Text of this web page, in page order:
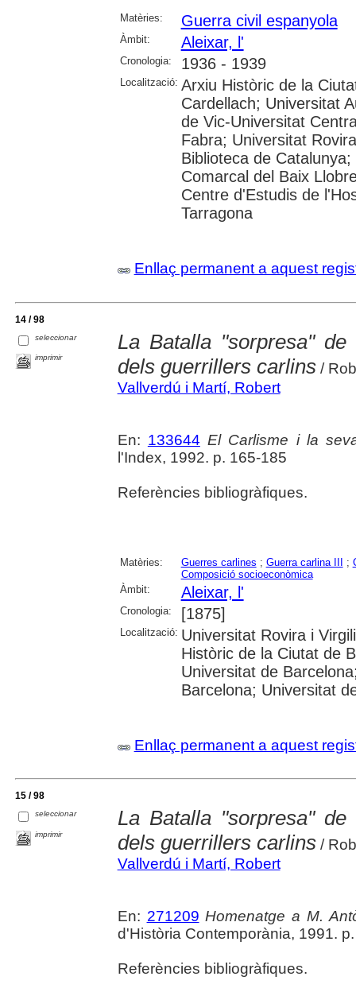
Matèries: Guerra civil espanyola
Àmbit: Aleixar, l'
Cronologia: 1936 - 1939
Localització: Arxiu Històric de la
Cardellach; Universitat
de Vic-Universitat
Fabra; Universitat
Biblioteca de
Comarcal del Baix
Centre d'Estudis de
Tarragona
Enllaç permanent a aquest
14 / 98
seleccionar
imprimir
La Batalla "sorpresa" de
dels guerrillers carlins/
Vallverdú i Martí, Robert
En: 133644 El Carlisme i la
l'Index, 1992. p. 165-185
Referències bibliogràfiques.
Matèries: Guerres carlines ; Guerra carlina III ;
Composició socioeconòmica
Àmbit:
Aleixar, l'
Cronologia: [1875]
Localització: Universitat Rovira i
Històric de la Ciutat de
Universitat de
Barcelona; Universitat
Enllaç permanent a aquest
15 / 98
seleccionar
imprimir
La Batalla "sorpresa" de
dels guerrillers carlins/
Vallverdú i Martí, Robert
En: 271209 Homenatge a M.
d'Història Contemporània, 1991.
Referències bibliogràfiques.